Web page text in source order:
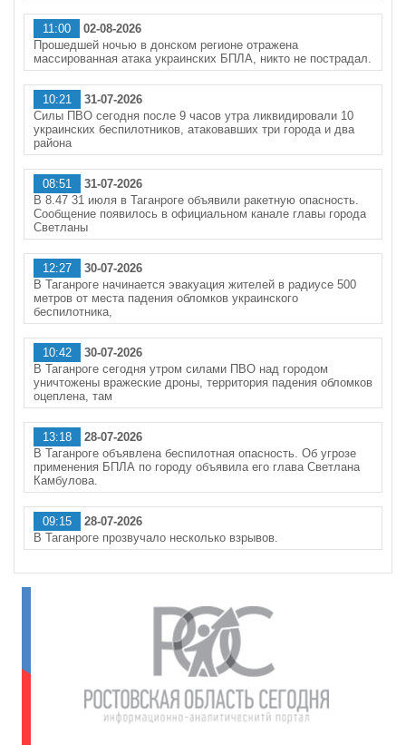
11:00
02-08-2026
Прошедшей ночью в донском регионе отражена
массированная атака украинских БПЛА, никто не пострадал.
10:21
31-07-2026
Силы ПВО сегодня после 9 часов утра ликвидировали 10
украинских беспилотников, атаковавших три города и два
района
08:51
31-07-2026
В 8.47 31 июля в Таганроге объявили ракетную опасность.
Сообщение появилось в официальном канале главы города
Светланы
12:27
30-07-2026
В Таганроге начинается эвакуация жителей в радиусе 500
метров от места падения обломков украинского
беспилотника,
10:42
30-07-2026
В Таганроге сегодня утром силами ПВО над городом
уничтожены вражеские дроны, территория падения обломков
оцеплена, там
13:18
28-07-2026
В Таганроге объявлена беспилотная опасность. Об угрозе
применения БПЛА по городу объявила его глава Светлана
Камбулова.
09:15
28-07-2026
В Таганроге прозвучало несколько взрывов.